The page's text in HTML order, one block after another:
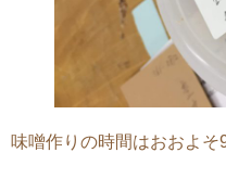
味噌作りの時間はおおよそ